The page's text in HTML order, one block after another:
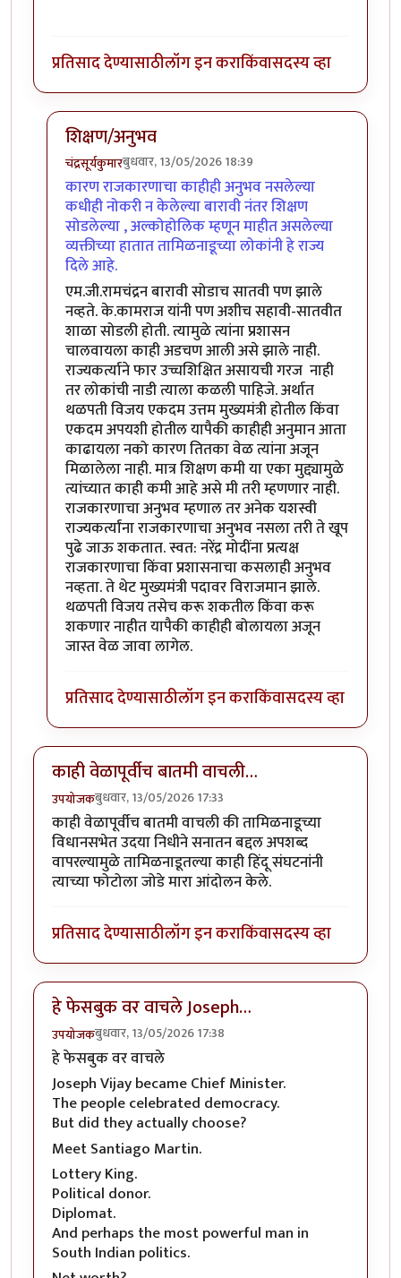
प्रतिसाद देण्यासाठीलॉग इन कराकिंवासदस्य व्हा
शिक्षण/अनुभव
चंद्रसूर्यकुमारबुधवार, 13/05/2026 18:39
In reply toदोन दिवसांपूर्वी तमिळनाडूचे…by
कारण राजकारणाचा काहीही अनुभव नसलेल्या
कधीही नोकरी न केलेल्या बारावी नंतर शिक्षण
सोडलेल्या , अल्कोहोलिक म्हणून माहीत असलेल्या
व्यक्तीच्या हातात तामिळनाडूच्या लोकांनी हे राज्य
दिले आहे.
एम.जी.रामचंद्रन बारावी सोडाच सातवी पण झाले
नव्हते. के.कामराज यांनी पण अशीच सहावी-सातवीत
शाळा सोडली होती. त्यामुळे त्यांना प्रशासन
चालवायला काही अडचण आली असे झाले नाही.
राज्यकर्त्याने फार उच्चशिक्षित असायची गरज नाही
तर लोकांची नाडी त्याला कळली पाहिजे. अर्थात
थळपती विजय एकदम उत्तम मुख्यमंत्री होतील किंवा
एकदम अपयशी होतील यापैकी काहीही अनुमान आता
काढायला नको कारण तितका वेळ त्यांना अजून
मिळालेला नाही. मात्र शिक्षण कमी या एका मुद्द्यामुळे
त्यांच्यात काही कमी आहे असे मी तरी म्हणणार नाही.
राजकारणाचा अनुभव म्हणाल तर अनेक यशस्वी
राज्यकर्त्यांना राजकारणाचा अनुभव नसला तरी ते खूप
पुढे जाऊ शकतात. स्वत: नरेंद्र मोदींना प्रत्यक्ष
राजकारणाचा किंवा प्रशासनाचा कसलाही अनुभव
नव्हता. ते थेट मुख्यमंत्री पदावर विराजमान झाले.
थळपती विजय तसेच करू शकतील किंवा करू
शकणार नाहीत यापैकी काहीही बोलायला अजून
जास्त वेळ जावा लागेल.
प्रतिसाद देण्यासाठीलॉग इन कराकिंवासदस्य व्हा
काही वेळापूर्वीच बातमी वाचली…
उपयोजकबुधवार, 13/05/2026 17:33
काही वेळापूर्वीच बातमी वाचली की तामिळनाडूच्या
विधानसभेत उदया निधीने सनातन बद्दल अपशब्द
वापरल्यामुळे तामिळनाडूतल्या काही हिंदू संघटनांनी
त्याच्या फोटोला जोडे मारा आंदोलन केले.
प्रतिसाद देण्यासाठीलॉग इन कराकिंवासदस्य व्हा
हे फेसबुक वर वाचले Joseph…
उपयोजकबुधवार, 13/05/2026 17:38
हे फेसबुक वर वाचले
Joseph Vijay became Chief Minister.
The people celebrated democracy.
But did they actually choose?
Meet Santiago Martin.
Lottery King.
Political donor.
Diplomat.
And perhaps the most powerful man in
South Indian politics.